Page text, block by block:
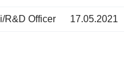
R&D Officer 17.05.2021